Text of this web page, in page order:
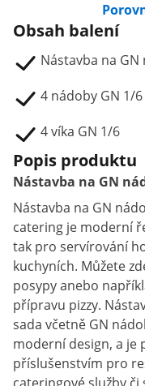
Obsah balení
Nástavba na GN
4 nádoby GN 1/6
4 víka GN 1/6
Popis produktu
Nástavba na GN
Nástavba na GN
catering je moderní
tak pro servírování
kuchyních. Můžete
posypy anebo
přípravu pizzy.
sada včetně GN
moderní design, a je
příslušenstvím pro